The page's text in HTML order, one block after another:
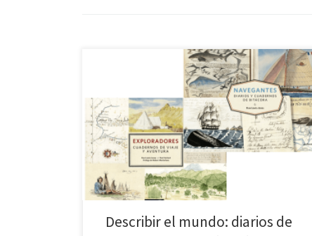
«Un paseo visual por el descubrimiento del mundo»
podría titular la obra que hoy reseñamos. Después de
mostrarnos los recorridos por diferentes lugares de
África, Asia y América en la obra de Huw Lewis-Jones y
Kari Herbert Exploradores: Cuadernos de viaje y
aventura (octubre de 2016, ver booktrail),
Describir el mundo: diarios de